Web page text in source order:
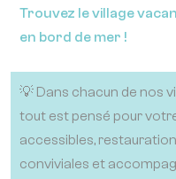
Trouvez le village
en bord de mer !
💡 Dans chacun de nos
tout est pensé pour
accessibles,
conviviales et